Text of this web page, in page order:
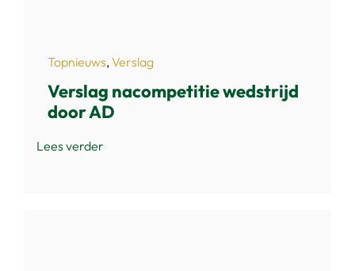
Topnieuws,Verslag
Verslag nacompetitie wedstrijd
door AD
Lees verder